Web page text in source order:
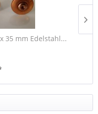
35 mm Edelstahl...